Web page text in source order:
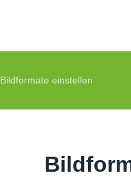
Bildformate einstellen